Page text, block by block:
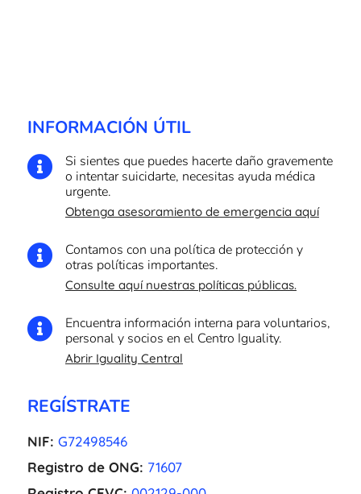
INFORMACIÓN ÚTIL

Si sientes que puedes hacerte daño gravemente
o intentar suicidarte, necesitas ayuda médica
urgente.
Obtenga asesoramiento de emergencia aquí

Contamos con una política de protección y
otras políticas importantes.
Consulte aquí nuestras políticas públicas.

Encuentra información interna para voluntarios,
personal y socios en el Centro Iguality.
Abrir Iguality Central
REGÍSTRATE
NIF: G72498546
Registro de ONG: 71607